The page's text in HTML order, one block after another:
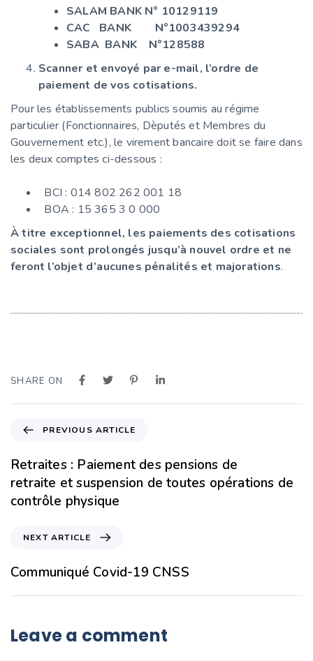
SALAM BANK N° 10129119
CAC BANK N°1003439294
SABA BANK N°128588
Scanner et envoyé par e-mail, l’ordre de
paiement de vos cotisations.
Pour les établissements publics soumis au régime
particulier (Fonctionnaires, Dèputés et Membres du
Gouvernement etc.), le virement bancaire doit se faire dans
les deux comptes ci-dessous :
BCI : 014 802 262 001 18
BOA : 15 365 3 0 000
À titre exceptionnel, les paiements des cotisations
sociales sont prolongés jusqu’à nouvel ordre et ne
feront l’objet d’aucunes pénalités et majorations.
SHARE ON
PREVIOUS ARTICLE
Retraites : Paiement des pensions de
retraite et suspension de toutes opérations de
contrôle physique
NEXT ARTICLE
Communiqué Covid-19 CNSS
Leave a comment